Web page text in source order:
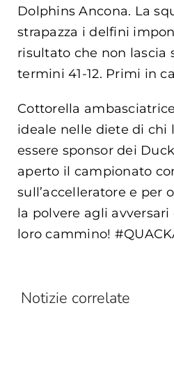
Dolphins Ancona. La
strapazza i delfini
risultato che non lascia
termini 41-12. Primi in
Cottorella
ideale nelle diete di chi
essere sponsor dei
aperto il campionato
sull’accelleratore e per
la polvere agli
loro cammino!
Notizie correlate